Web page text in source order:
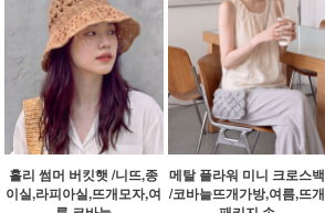
홀리 썸머 버킷햇 /니뜨,종
이실,라피아실,뜨개모자,여
메탈 플라워 미니 크로스백
/코바늘뜨개가방,여름,뜨개